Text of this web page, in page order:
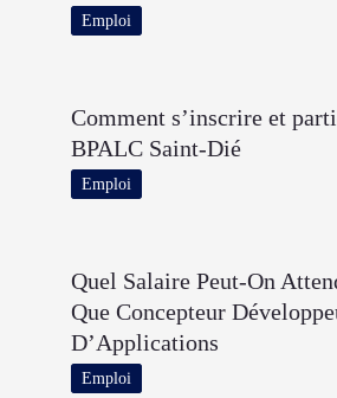
Emploi
Comment s’inscrire et
BPALC Saint-Dié
Emploi
Quel Salaire Peut-On
Que Concepteur
D’Applications
Emploi